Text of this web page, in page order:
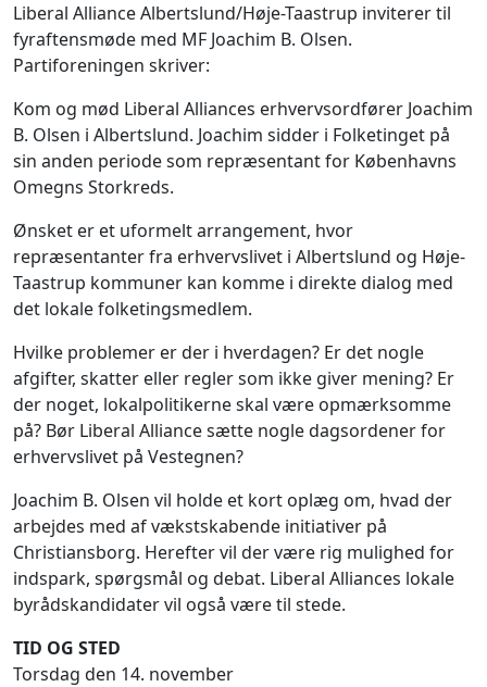
Liberal Alliance Albertslund/Høje-Taastrup inviterer til
fyraftensmøde med MF Joachim B. Olsen.
Partiforeningen skriver:
Kom og mød Liberal Alliances erhvervsordfører Joachim
B. Olsen i Albertslund. Joachim sidder i Folketinget på
sin anden periode som repræsentant for Københavns
Omegns Storkreds.
Ønsket er et uformelt arrangement, hvor
repræsentanter fra erhvervslivet i Albertslund og Høje-
Taastrup kommuner kan komme i direkte dialog med
det lokale folketingsmedlem.
Hvilke problemer er der i hverdagen? Er det nogle
afgifter, skatter eller regler som ikke giver mening? Er
der noget, lokalpolitikerne skal være opmærksomme
på? Bør Liberal Alliance sætte nogle dagsordener for
erhvervslivet på Vestegnen?
Joachim B. Olsen vil holde et kort oplæg om, hvad der
arbejdes med af vækstskabende initiativer på
Christiansborg. Herefter vil der være rig mulighed for
indspark, spørgsmål og debat. Liberal Alliances lokale
byrådskandidater vil også være til stede.
TID OG STED
Torsdag den 14. november